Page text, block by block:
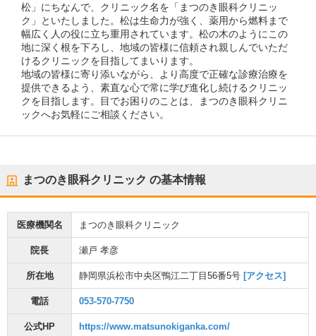
松」にちなんで、クリニック名を「まつのき眼科クリニッ
ク」といたしました。松は生命力が強く、薬用から燃料まで
幅広く人の役に立ち重用されています。松の木のようにこの
地に深く根を下ろし、地域の皆様に信頼され親しんでいただ
けるクリニックを目指してまいります。
地域の皆様に寄り添いながら、より高度で正確な診療治療を
提供できるよう、素直な心で常に学び進化し続けるクリニッ
クを目指します。目でお困りのことは、まつのき眼科クリニ
ックへお気軽にご相談ください。
まつのき眼科クリニック の基本情報
医療機関名 まつのき眼科クリニック
院長 瀬戸 孝彦
所在地 静岡県浜松市中央区鴨江二丁目56番5号 [アクセス]
電話 053-570-7750
公式HP https://www.matsunokiganka.com/